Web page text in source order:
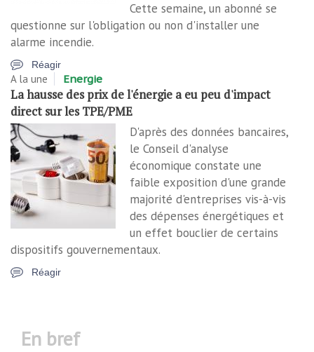
Cette semaine, un abonné se
questionne sur l'obligation ou non d'installer une
alarme incendie.
Réagir
A la une Energie
La hausse des prix de l'énergie a eu peu d'impact
direct sur les TPE/PME
D'après des données bancaires,
le Conseil d'analyse
économique constate une
faible exposition d'une grande
majorité d'entreprises vis-à-vis
des dépenses énergétiques et
un effet bouclier de certains
dispositifs gouvernementaux.
Réagir
en bref